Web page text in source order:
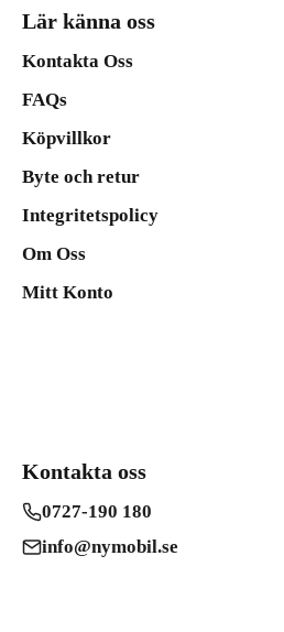
Lär känna oss
Kontakta Oss
FAQs
Köpvillkor
Byte och retur
Integritetspolicy
Om Oss
Mitt Konto
Kontakta oss
0727-190 180
info@nymobil.se